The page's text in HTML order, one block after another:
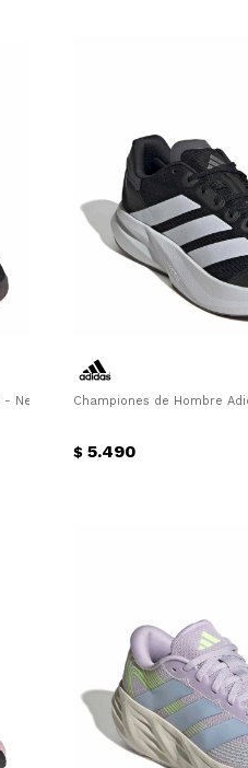
Negro Championes de Hombre
$ 5.490